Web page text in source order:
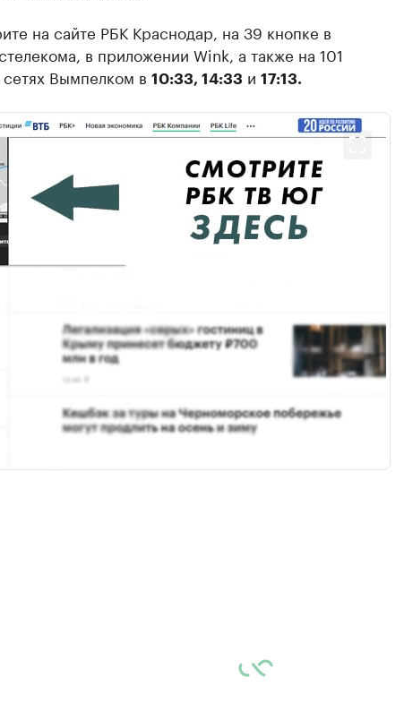
на сайте РБК Краснодар, на 39 кнопке в
в приложении Wink, а также на 101
Вымпелком в 10:33, 14:33 и 17:13.